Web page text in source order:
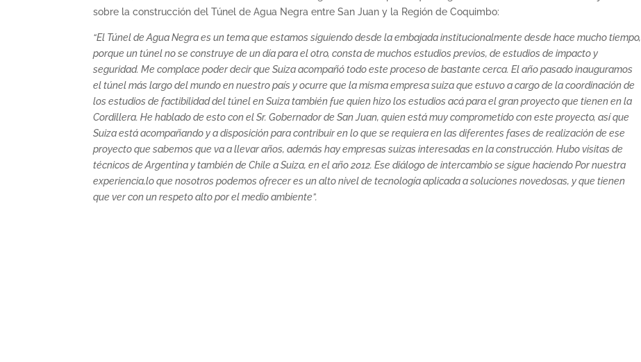
sobre la construcción del Túnel de Agua Negra entre San Juan y la Región de Coquimbo:
“El Túnel de Agua Negra es un tema que estamos siguiendo desde la embajada institucionalmente desde hace mucho tiempo,
porque un túnel no se construye de un día para el otro, consta de muchos estudios previos, de estudios de impacto y
seguridad. Me complace poder decir que Suiza acompañó todo este proceso de bastante cerca. El año pasado inauguramos
el túnel más largo del mundo en nuestro país y ocurre que la misma empresa suiza que estuvo a cargo de la coordinación de
los estudios de factibilidad del túnel en Suiza también fue quien hizo los estudios acá para el gran proyecto que tienen en la
Cordillera. He hablado de esto con el Sr. Gobernador de San Juan, quien está muy comprometido con este proyecto, así que
Suiza está acompañando y a disposición para contribuir en lo que se requiera en las diferentes fases de realización de ese
proyecto que sabemos que va a llevar años, además hay empresas suizas interesadas en la construcción. Hubo visitas de
técnicos de Argentina y también de Chile a Suiza, en el año 2012. Ese diálogo de intercambio se sigue haciendo Por nuestra
experiencia,lo que nosotros podemos ofrecer es un alto nivel de tecnología aplicada a soluciones novedosas, y que tienen
que ver con un respeto alto por el medio ambiente”.